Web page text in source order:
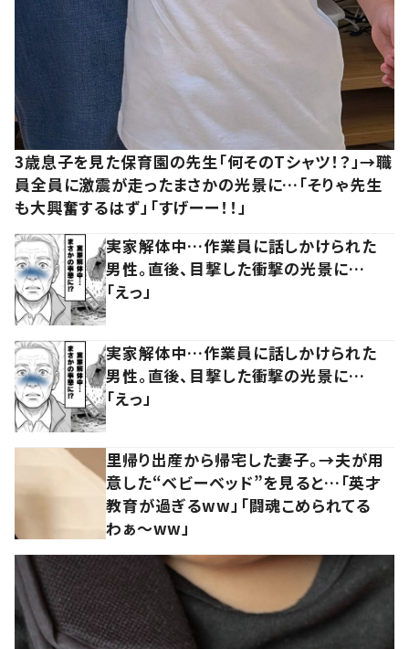
3歳息子を見た保育園の先生「何そのTシャツ！？」→職
員全員に激震が走ったまさかの光景に…「そりゃ先生
も大興奮するはず」「すげーー！！」
実家解体中…作業員に話しかけられた
男性。直後、目撃した衝撃の光景に…
「えっ」
実家解体中…作業員に話しかけられた
男性。直後、目撃した衝撃の光景に…
「えっ」
里帰り出産から帰宅した妻子。→夫が用
意した“ベビーベッド”を見ると…「英才
教育が過ぎるww」「闘魂こめられてる
わぁ～ww」